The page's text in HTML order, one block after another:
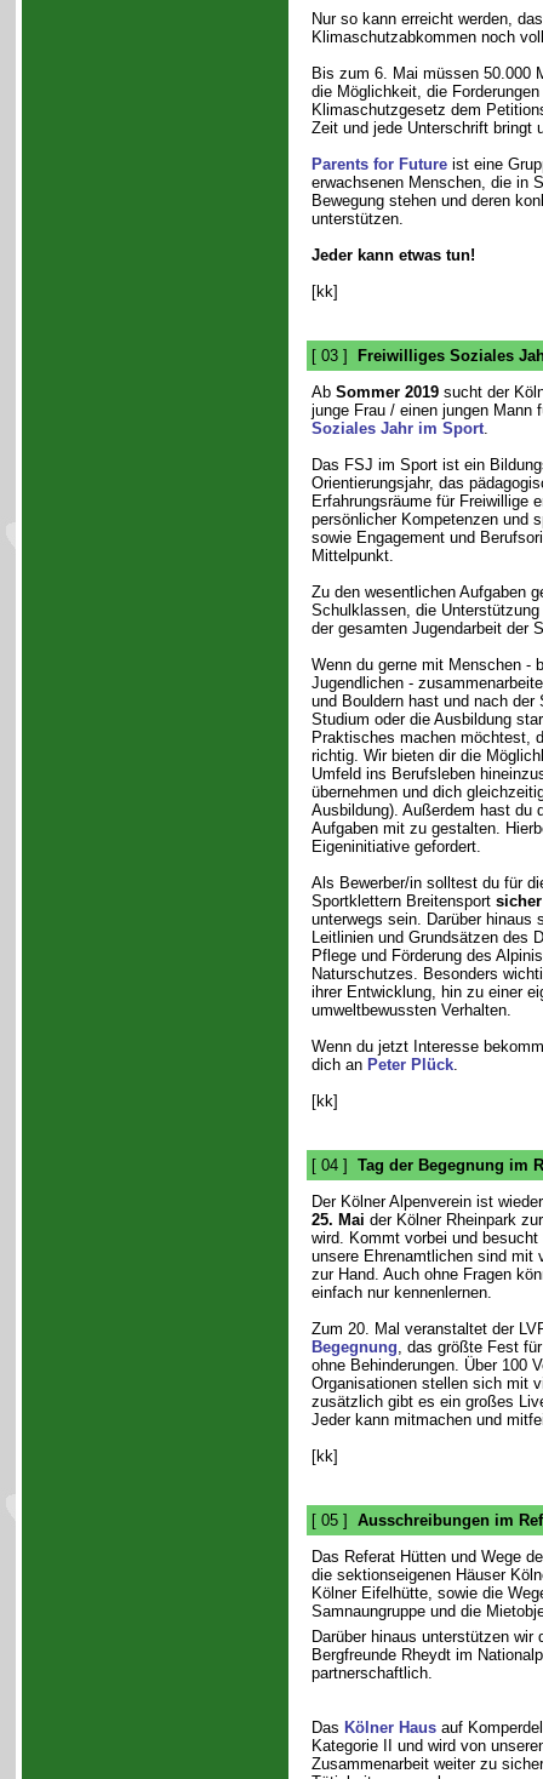
Nur so kann erreicht werden,
Klimaschutzabkommen noch
Bis zum 6. Mai müssen 50.000
die Möglichkeit, die
Klimaschutzgesetz dem
Zeit und jede Unterschrift bringt
Parents for Futureist eine
erwachsenen Menschen, die in
Bewegung stehen und deren
unterstützen.
Jeder kann etwas tun!
[kk]
[ 03 ]
Freiwilliges Soziales
Ab Sommer 2019sucht der
junge Frau / einen jungen Mann
Soziales Jahr im Sport.
Das FSJ im Sport ist ein
Orientierungsjahr, das
Erfahrungsräume für Freiwillige
persönlicher Kompetenzen und
sowie Engagement und
Mittelpunkt.
Zu den wesentlichen Aufgaben
Schulklassen, die
der gesamten Jugendarbeit der
Wenn du gerne mit Menschen -
Jugendlichen -
und Bouldern hast und nach
Studium oder die Ausbildung
Praktisches machen möchtest,
richtig. Wir bieten dir die
Umfeld ins Berufsleben
übernehmen und dich
Ausbildung). Außerdem hast du
Aufgaben mit zu gestalten.
Eigeninitiative gefordert.
Als Bewerber/in solltest du für
Sportklettern Breitensport
unterwegs sein. Darüber hinaus
Leitlinien und Grundsätzen des
Pflege und Förderung des
Naturschutzes. Besonders
ihrer Entwicklung, hin zu einer
umweltbewussten Verhalten.
Wenn du jetzt Interesse
dich an Peter Plück.
[kk]
[ 04 ] Tag der Begegnung im
Der Kölner Alpenverein ist
25. Mai der Kölner Rheinpark
wird. Kommt vorbei und
unsere Ehrenamtlichen sind mit
zur Hand. Auch ohne Fragen
einfach nur kennenlernen.
Zum 20. Mal veranstaltet der
Begegnung, das größte Fest
ohne Behinderungen. Über 100
Organisationen stellen sich mit
zusätzlich gibt es ein großes
Jeder kann mitmachen und
[kk]
[ 05 ] Ausschreibungen im
Das Referat Hütten und Wege
die sektionseigenen Häuser
Kölner Eifelhütte, sowie die
Samnaungruppe und die
Darüber hinaus unterstützen wir
Bergfreunde Rheydt im
partnerschaftlich.
Das Kölner Hausauf
Kategorie II und wird von
Zusammenarbeit weiter zu